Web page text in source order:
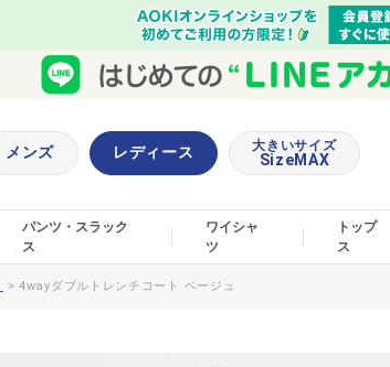
メンズ レディース 大きいサイズ
SizeMAX
パンツ・スラック
ス
ワイシャ
ツ
トップ
ス
>4wayダブルトレンチコート ベージュ